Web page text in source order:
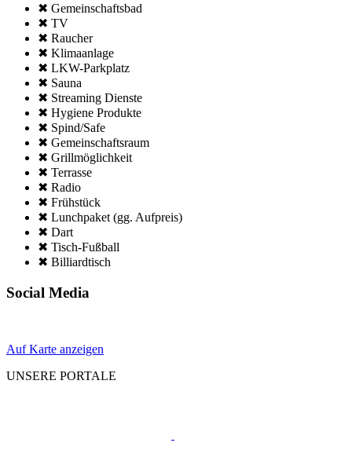
✖ Gemeinschafts­bad
✖ TV
✖ Raucher
✖ Klima­anlage
✖ LKW-Parkplatz
✖ Sauna
✖ Streaming Dienste
✖ Hygiene Produkte
✖ Spind/Safe
✖ Gemeinschafts­raum
✖ Grillmöglich­keit
✖ Terrasse
✖ Radio
✖ Frühstück
✖ Lunchpaket (gg. Aufpreis)
✖ Dart
✖ Tisch-Fußball
✖ Billiardtisch
Social Media
Auf Karte anzeigen
UNSERE PORTALE